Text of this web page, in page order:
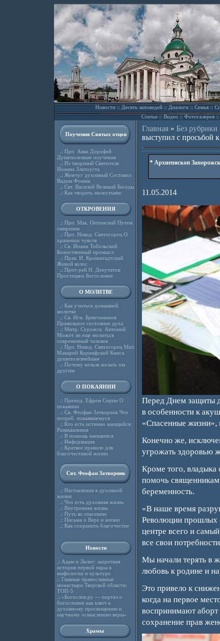
Новости::Десять заповедей::Диалоги::Семья::
Статьи::Видео ::Фотогалерея::
Поучения Святых отцов
.: Прп. Авва Дорофей
Душеполезные поучения
.: Из творений Святителя
Иоанна Златоуста
.: Жемчуг духовный Составил
Вадим Фомин
.: Свт. Василий Великий Беседы
.: Как творить милостыню
ОТКРОВЕНИЯ
.: Прп. Мак. Оптинский Путем
смирения
.: Прп. Никод. Святогорец О
хранении чувств
.: Св. Иоанн Тобольский
Божественный промысл
.: Прав. И. Кронштадтский
Живой колос
.: Прот-рей Н. Депутатов
Простецкое Богословие
О МОЛИТВЕ
.: Как учиться домашней
молитве
.: Св. Игн. Брянчанинов
Правильное состояние духа
.: Митр. Сурожск. Антоний
Может ли еще молиться
современный человек
.: Прп. Никод. Святогорец Мит.
Макарий Коринфский Книга
душеполезнейшая
.: Почему нельзя желать зла
другим
О ПОКАЯНИИ
.: Препод. Ефрем Сирин О
покаянии
.: Св. Феофан Затворник Что
потреб. покаявшемуся
.: Кто есть истинно кающийся.
Размышления
.: В помощь кающимся
.: Информация
.: Краткое правило для
благочестивой жизни
Свт. Феофан Затворник
.: Наставления в духовной
жизни
.: Что есть духовная жизнь
.: Внутренняя жизнь
.: Путь ко спасению
.: Письма о Вере и жизни
.: Как сохранить благочестие
Новости
.: Адам и Лилит: запретная
история первой пары в
мифологии и культуре
.: Главные православные
монастыри Тверской области:
ТОП-5
.: «Богослов.ру — портал о
богословии как ключ к
духовному просвещению и
научному осмыслению веры»
Храмы
Главная» Без рубрики
выступил с просьбой
* Архиепископ
11.05.2014
Перед Днем защиты
в особенности к
«Спасенные жизни»,
Конечно же,
угрожать здоровью
Кроме того, владыка
помочь
беременность.
«В наше время
Революции прошлых
центре всего и
все свои
Мы начали терять в
любовь к родине и
Это привело к
когда на первое
воспринимают аборт
сохранение прав